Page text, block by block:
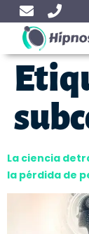
La ciencia
la pérdida de